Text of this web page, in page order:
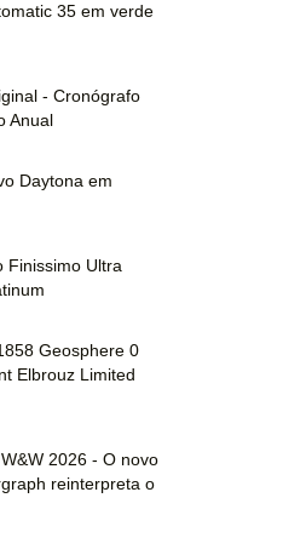
35 em verde
- Cronógrafo
Anual
Daytona em
Finissimo Ultra
Geosphere 0
Elbrouz Limited
2026 - O novo
reinterpreta o